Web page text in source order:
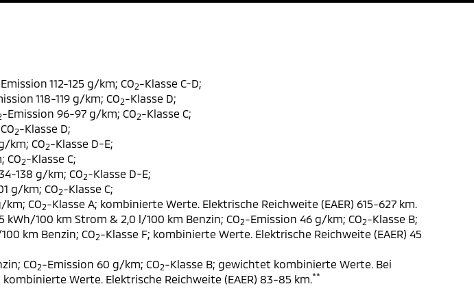
112-125 g/km; CO2-Klasse C-D;
118-119 g/km; CO2-Klasse D;
-Emission 96-97 g/km; CO2-Klasse C;
2-Klasse D;
km; CO2-Klasse D-E;
CO2-Klasse C;
138 g/km; CO2-Klasse D-E;
g/km; CO2-Klasse C;
CO2-Klasse A; kombinierte Werte. Elektrische Reichweite (EAER) 615-627 km.
kWh/100 km Strom & 2,0 l/100 km Benzin; CO2-Emission 46 g/km; CO2-Klasse B;
km Benzin; CO2-Klasse F; kombinierte Werte. Elektrische Reichweite (EAER) 45
CO2-Emission 60 g/km; CO2-Klasse B; gewichtet kombinierte Werte. Bei
kombinierte Werte. Elektrische Reichweite (EAER) 83-85 km.**